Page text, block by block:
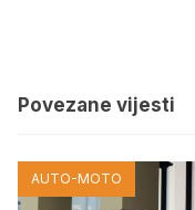
Povezane vijesti
AUTO-MOTO